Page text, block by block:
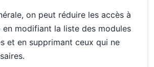
on peut réduire les accès à
en modifiant la liste des modules
et en supprimant ceux qui ne